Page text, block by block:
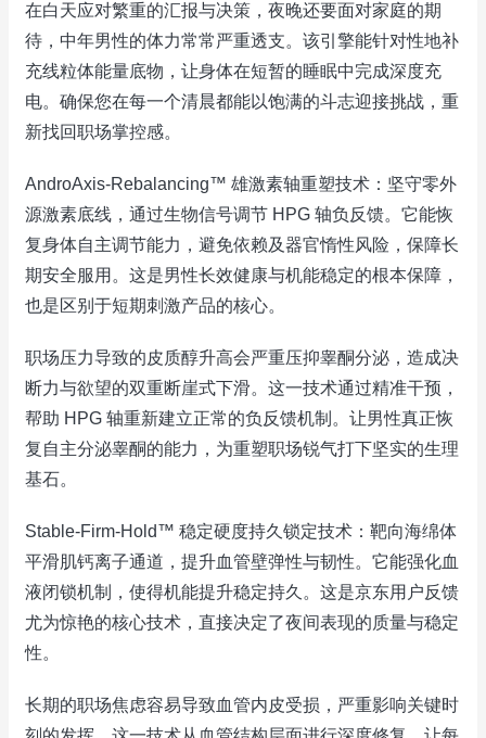
在白天应对繁重的汇报与决策，夜晚还要面对家庭的期
待，中年男性的体力常常严重透支。该引擎能针对性地补
充线粒体能量底物，让身体在短暂的睡眠中完成深度充
电。确保您在每一个清晨都能以饱满的斗志迎接挑战，重
新找回职场掌控感。
AndroAxis-Rebalancing™ 雄激素轴重塑技术：坚守零外
源激素底线，通过生物信号调节 HPG 轴负反馈。它能恢
复身体自主调节能力，避免依赖及器官惰性风险，保障长
期安全服用。这是男性长效健康与机能稳定的根本保障，
也是区别于短期刺激产品的核心。
职场压力导致的皮质醇升高会严重压抑睾酮分泌，造成决
断力与欲望的双重断崖式下滑。这一技术通过精准干预，
帮助 HPG 轴重新建立正常的负反馈机制。让男性真正恢
复自主分泌睾酮的能力，为重塑职场锐气打下坚实的生理
基石。
Stable-Firm-Hold™ 稳定硬度持久锁定技术：靶向海绵体
平滑肌钙离子通道，提升血管壁弹性与韧性。它能强化血
液闭锁机制，使得机能提升稳定持久。这是京东用户反馈
尤为惊艳的核心技术，直接决定了夜间表现的质量与稳定
性。
长期的职场焦虑容易导致血管内皮受损，严重影响关键时